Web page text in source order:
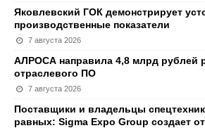
Яковлевский ГОК демонстрирует
производственные показатели
7 августа 2026
АЛРОСА направила 4,8 млрд рублей
отраслевого ПО
7 августа 2026
Поставщики и владельцы
равных: Sigma Expo Group создает